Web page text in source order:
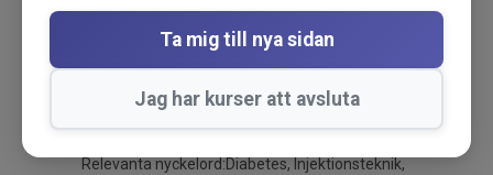
medveten om avseende förvaring och
hållbarhet. Du får även lära dig om
kännetecken på högt respektive låg blodsocker
och hur du går tillväga när du ska ge insulin till
Relevanta nyckelord:Diabetes, Injektionsteknik,
Ta mig till nya sidan
Jag har kurser att avsluta